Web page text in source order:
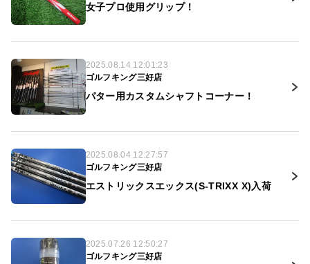
女子プロ使用グリップ！
2025.08.14 12:01:23
ゴルフキング三好店
パター用カスタムシャフトコーナー！
2025.08.04 12:27:57
ゴルフキング三好店
エストリックスエックス(S-TRIXX X)入荷
2025.07.26 12:50:27
ゴルフキング三好店